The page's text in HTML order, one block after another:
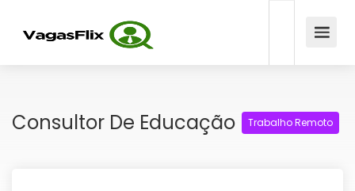
Consultor De Educação Trabalho Remoto